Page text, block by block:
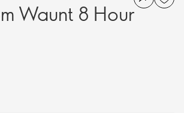
Waunt 8 Hour